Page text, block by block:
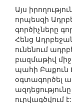
Այս
որպեսզի
գործիչները
Հենց
ունենում
բազմաթիվ
պահի Բաքուն
օգտագործել
ուրվագծվում